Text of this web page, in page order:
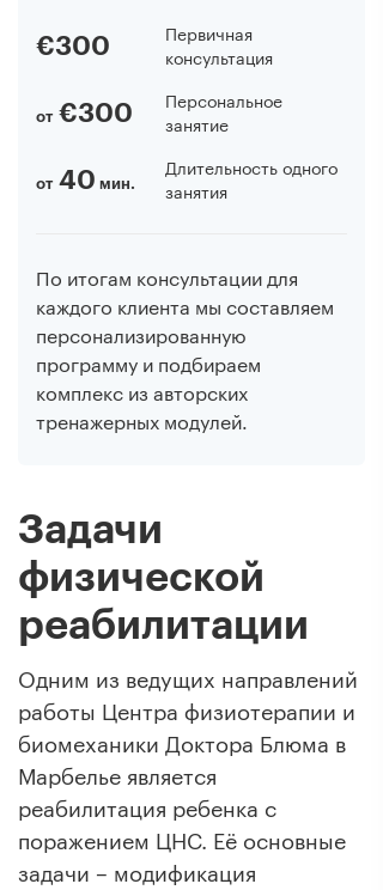
€300
Первичная
консультация
от€300
Персональное
занятие
от40 мин.
Длительность одного
занятия
По итогам консультации для
каждого клиента мы составляем
персонализированную
программу и подбираем
комплекс из авторских
тренажерных модулей.
Задачи
физической
реабилитации
Одним из ведущих направлений
работы Центра физиотерапии и
биомеханики Доктора Блюма в
Марбелье является
реабилитация ребенка с
поражением ЦНС. Её основные
задачи – модификация